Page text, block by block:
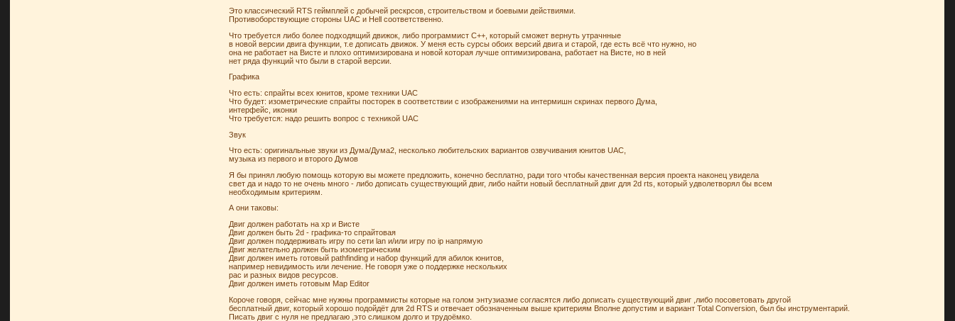
Это классический RTS геймплей с добычей рескрсов, строительством и боевыми действиями.
Противоборствующие стороны UAC и Hell соответственно.
Что требуется либо более подходящий движок, либо программист C++, который сможет вернуть утрачнные
в новой версии двига функции, т.е дописать движок. У меня есть сурсы обоих версий двига и старой, где есть всё что нужно, но
она не работает на Висте и плохо оптимизирована и новой которая лучше оптимизирована, работает на Висте, но в ней
нет ряда функций что были в старой версии.
Графика
Что есть: спрайты всех юнитов, кроме техники UAC
Что будет: изометрические спрайты посторек в соответствии с изображениями на интермишн скринах первого Дума,
интерфейс, иконки
Что требуется: надо решить вопрос с техникой UAC
Звук
Что есть: оригинальные звуки из Дума/Дума2, несколько любительских вариантов озвучивания юнитов UAC,
музыка из первого и второго Думов
Я бы принял любую помощь которую вы можете предложить, конечно бесплатно, ради того чтобы качественная версия проекта наконец увидела
свет да и надо то не очень много - либо дописать существующий двиг, либо найти новый бесплатный двиг для 2d rts, который удволетворял бы всем
необходимым критериям.
А они таковы:
Двиг должен работать на xp и Висте
Двиг должен быть 2d - графика-то спрайтовая
Двиг должен поддерживать игру по сети lan и/или игру по ip напрямую
Двиг желательно должен быть изометрическим
Двиг должен иметь готовый pathfinding и набор функций для абилок юнитов,
например невидимость или лечение. Не говоря уже о поддержке нескольких
рас и разных видов ресурсов.
Двиг должен иметь готовым Map Editor
Короче говоря, сейчас мне нужны программисты которые на голом энтузиазме согласятся либо дописать существующий двиг ,либо посоветовать другой
бесплатный двиг, который хорошо подойдёт для 2d RTS и отвечает обозначенным выше критериям Вполне допустим и вариант Total Conversion, был бы инструментарий.
Писать двиг с нуля не предлагаю ,это слишком долго и трудоёмко.